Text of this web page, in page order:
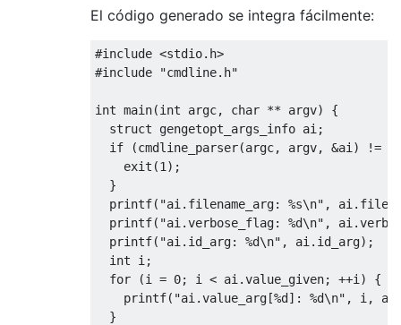
El código generado se integra fácilmente:
#include <stdio.h>
#include
"cmdline.h"
int main(int argc, char ** argv)
{
struct gengetopt_args_info ai ;
if
(cmdline_parser(argc, argv, &ai ) !=
    exit
(1 );
}
  printf
( "ai.filename_arg: %s\n" , ai .
  printf
( "ai.verbose_flag: %d\n" , ai .
  printf
( "ai.id_arg: %d\n" , ai . id_arg);
int i ;
for
(i = 0; i < ai .value_given; ++i )
{
    printf
( "ai.value_arg[%d]: %d\n" , i , ai
}